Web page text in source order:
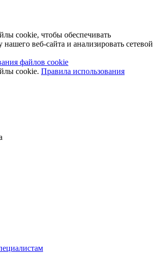
cookie, чтобы обеспечивать
веб-сайта и анализировать сетевой
файлов cookie
cookie. Правила использования